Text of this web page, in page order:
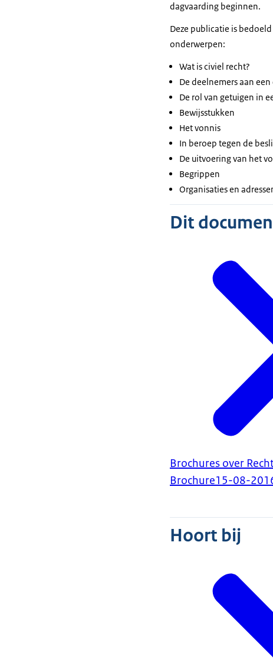
dagvaarding beginnen.
Deze publicatie is
onderwerpen:
Wat is civiel recht?
De deelnemers aan
De rol van getuigen in
Bewijsstukken
Het vonnis
In beroep tegen de
De uitvoering van het
Begrippen
Organisaties en
Dit
Brochures over
Brochure15-08-
Hoort bij